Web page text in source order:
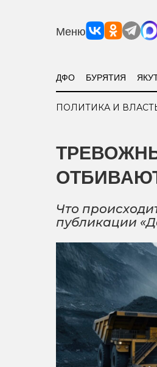
Меню
ДФО БУРЯТИЯ
ПОЛИТИКА И
Что
публикации